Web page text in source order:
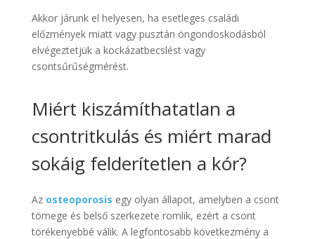
Akkor járunk el helyesen, ha esetleges családi
előzmények miatt vagy pusztán öngondoskodásból
elvégeztetjük a kockázatbecslést vagy
csontsűrűségmérést.
Miért kiszámíthatatlan a
csontritkulás és miért marad
sokáig felderítetlen a kór?
Az osteoporosis egy olyan állapot, amelyben a csont
tömege és belső szerkezete romlik, ezért a csont
törékenyebbé válik. A legfontosabb következmény a